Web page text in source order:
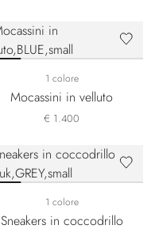
1 colore
Mocassini in velluto
€ 1.400
1 colore
Sneakers in coccodrillo